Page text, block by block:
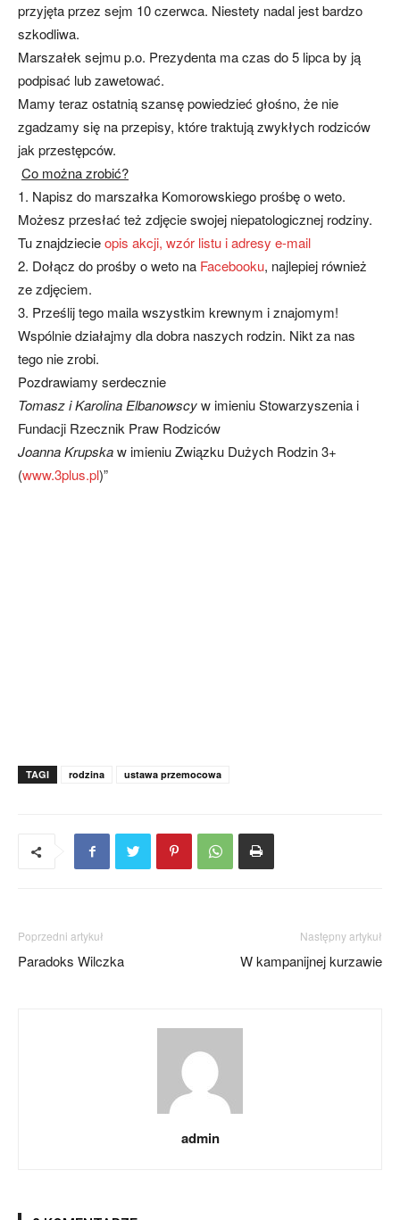
przyjęta przez sejm 10 czerwca. Niestety nadal jest bardzo
szkodliwa.
Marszałek sejmu p.o. Prezydenta ma czas do 5 lipca by ją
podpisać lub zawetować.
Mamy teraz ostatnią szansę powiedzieć głośno, że nie
zgadzamy się na przepisy, które traktują zwykłych rodziców
jak przestępców.
Co można zrobić?
1. Napisz do marszałka Komorowskiego prośbę o weto.
Możesz przesłać też zdjęcie swojej niepatologicznej rodziny.
Tu znajdziecieopis akcji, wzór listu i adresy e-mail
2. Dołącz do prośby o weto na Facebooku, najlepiej również
ze zdjęciem.
3. Prześlij tego maila wszystkim krewnym i znajomym!
Wspólnie działajmy dla dobra naszych rodzin. Nikt za nas
tego nie zrobi.
Pozdrawiamy serdecznie
Tomasz i Karolina Elbanowscyw imieniu Stowarzyszenia i
Fundacji Rzecznik Praw Rodziców
Joanna Krupskaw imieniu Związku Dużych Rodzin 3+
(www.3plus.pl)”
TAGI rodzina ustawa przemocowa
Poprzedni artykuł
Paradoks Wilczka
Następny artykuł
W kampanijnej kurzawie
admin